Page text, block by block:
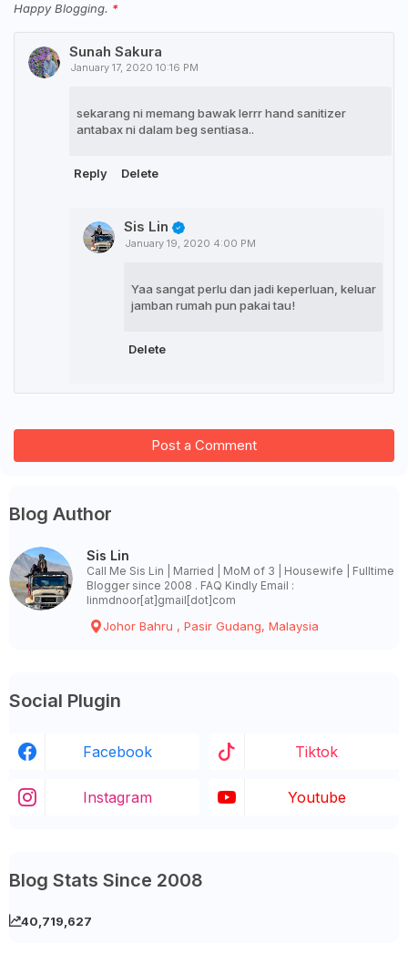
Happy Blogging.
Sunah Sakura
January 17, 2020 10:16 PM
sekarang ni memang bawak lerrr hand sanitizer
antabax ni dalam beg sentiasa..
Reply Delete
Sis Lin
January 19, 2020 4:00 PM
Yaa sangat perlu dan jadi keperluan, keluar
jamban rumah pun pakai tau!
Delete
Post a Comment
Blog Author
Sis Lin
Call Me Sis Lin | Married | MoM of 3 | Housewife | Fulltime
Blogger since 2008 . FAQ Kindly Email :
linmdnoor[at]gmail[dot]com
Johor Bahru , Pasir Gudang, Malaysia
Social Plugin
Facebook Tiktok
Instagram Youtube
Blog Stats Since 2008
40,719,627